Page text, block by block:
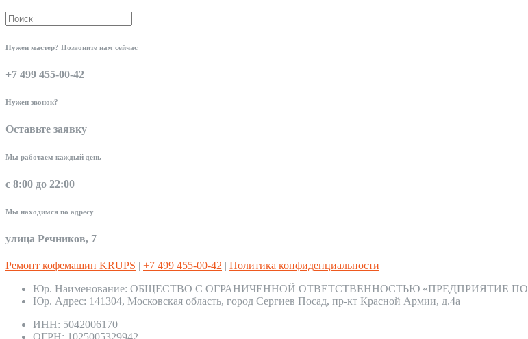
Нужен мастер? Позвоните нам сейчас
+7 499 455-00-42
Нужен звонок?
Оставьте заявку
Мы работаем каждый день
с 8:00 до 22:00
Мы находимся по адресу
улица Речников, 7
Ремонт кофемашин KRUPS | +7 499 455-00-42 | Политика конфиденциальности
Юр. Наименование: ОБЩЕСТВО С ОГРАНИЧЕННОЙ ОТВЕТСТВЕННОСТЬЮ «ПРЕДПРИЯТИЕ
Юр. Адрес: 141304, Московская область, город Сергиев Посад, пр-кт Красной Армии, д.4а
ИНН: 5042006170
ОГРН: 1025005329942